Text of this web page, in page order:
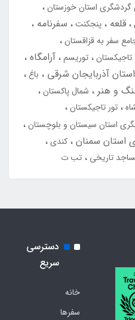
گردشگری استان خوزستان
قلعه پنجکنت
سفرنامه
سفر به قزاقستان
تاجیکستان توریسم آرامگاه
آذربایجان شرقی
باغ
و هنر
شمال پاکستان
تور تاجیکستان
استان سیستان و بلوچستان
استان سمنان
کندی
تاریخی تب ت
دسترسی
سریع
خانه
سفرها